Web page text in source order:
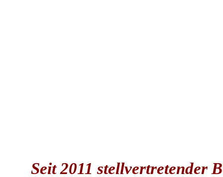
Seit 2011 stellvertretender